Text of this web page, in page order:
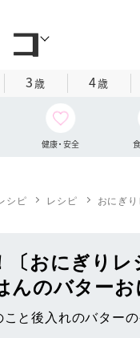
3歳 4歳
健康・安全
シピ レシピ おにぎ
〔おにぎり
んのバターお
と後入れのバター